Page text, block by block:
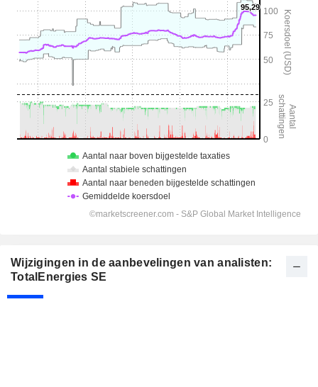
Wijzigingen in de aanbevelingen van analisten:
TotalEnergies SE